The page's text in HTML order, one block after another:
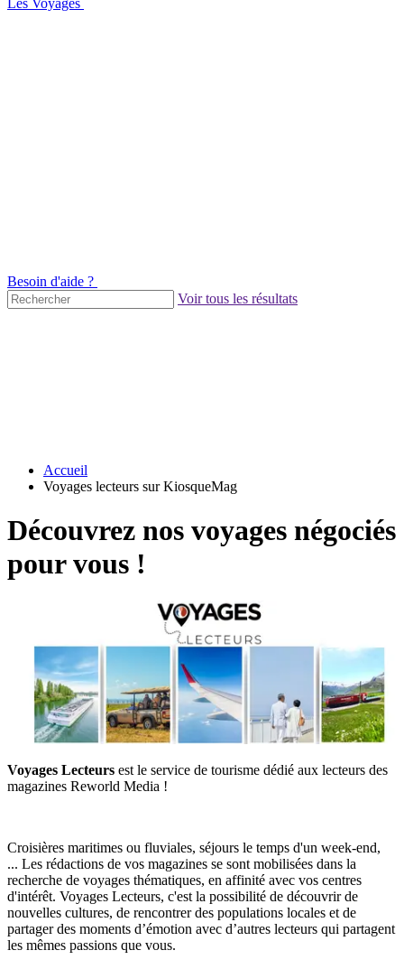
Les Voyages
Besoin d'aide ?
Voir tous les résultats
Accueil
Voyages lecteurs sur KiosqueMag
Découvrez nos voyages négociés
pour vous !
Voyages Lecteurs est le service de tourisme dédié aux lecteurs des
magazines Reworld Media !
Croisières maritimes ou fluviales, séjours le temps d'un week-end,
... Les rédactions de vos magazines se sont mobilisées dans la
recherche de voyages thématiques, en affinité avec vos centres
d'intérêt. Voyages Lecteurs, c'est la possibilité de découvrir de
nouvelles cultures, de rencontrer des populations locales et de
partager des moments d’émotion avec d’autres lecteurs qui partagent
les mêmes passions que vous.